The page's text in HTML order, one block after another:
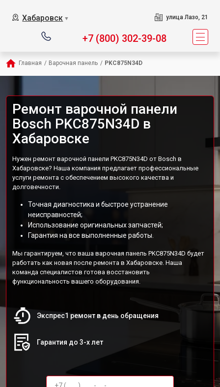
Хабаровск ▼ улица Лазо, 21
+7 (800) 302-39-08
Главная / Варочная панель / PKC875N34D
Ремонт варочной панели
Bosch PKC875N34D в
Хабаровске
Нужен ремонт варочной панели PKC875N34D от Bosch в
Хабаровске? Наша компания предлагает профессиональные
услуги ремонта с обеспечением высокого качества и
долговечности.
Точная диагностика и быстрое устранение
неисправностей;
Использование оригинальных запчастей;
Гарантия на все выполненные работы.
Мы гарантируем, что ваша варочная панель PKC875N34D будет
работать как новая после ремонта в Хабаровске. Наша
команда специалистов готова восстановить
функциональность вашего оборудования.
Экспрес1 ремонт в день обращения
Гарантия до 3-х лет